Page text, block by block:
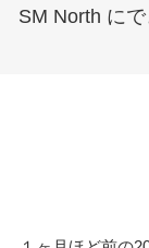
SM North に